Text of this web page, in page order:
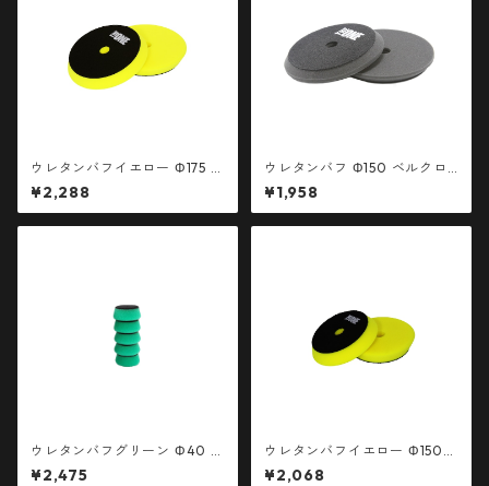
ウレタンバフイエロー Φ175 ベ
ルクロ径150mm 1枚
¥2,288
ウレタンバフ Φ150 ベルクロ
径130mm 1枚
¥1,958
ウレタンバフグリーン Φ40 ベ
ルクロ径30mm 5枚 簡易包装
¥2,475
ウレタンバフイエロー Φ150
ベルクロ径130mm 1枚
¥2,068